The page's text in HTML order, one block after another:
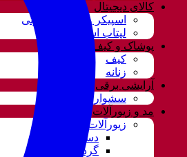
کالای دیجیتال
اسپیکر و سیستم صوتی
لپتاب استوک
پوشاک و کیف
کیف
زنانه
آرایشی برقی
سشوار
مد و زیورآلات
زیورآلات و بدلیجات
دستبند
گردنبند و ست